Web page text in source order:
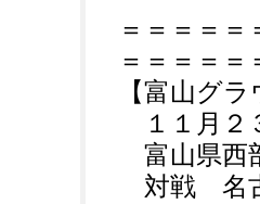
＝＝＝＝
＝＝＝＝＝
【富山グ
１１月２
富山県西
対戦 名